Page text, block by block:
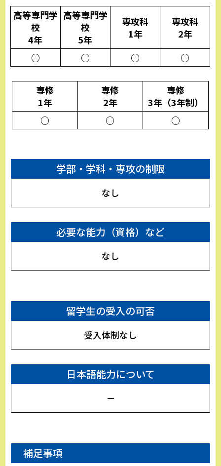
高等専門学
校
4年
○
高等専門学
校
5年
○
専攻科
1年
○
専攻科
2年
○
専修
1年
○
専修
2年
○
専修
3年（3年制）
○
学部・学科・専攻の制限
なし
必要な能力（資格）など
なし
留学生の受入の可否
受入体制なし
日本語能力について
－
補足事項